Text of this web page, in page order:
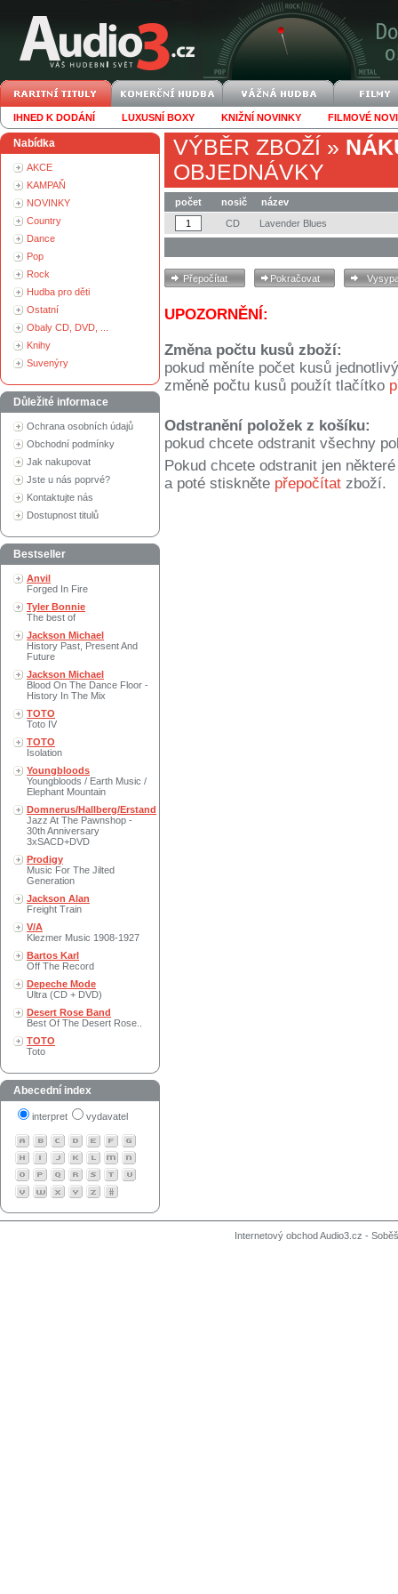
IHNED K DODÁNÍ LUXUSNÍ BOXY KNIŽNÍ NOVINKY FILMOVÉ
Nabídka
AKCE
KAMPAŇ
NOVINKY
Country
Dance
Pop
Rock
Hudba pro děti
Ostatní
Obaly CD, DVD, ...
Knihy
Suvenýry
Důležité informace
Ochrana osobních údajů
Obchodní podmínky
Jak nakupovat
Jste u nás poprvé?
Kontaktujte nás
Dostupnost titulů
Bestseller
Anvil
Forged In Fire
Tyler Bonnie
The best of
Jackson Michael
History Past, Present And
Future
Jackson Michael
Blood On The Dance Floor -
History In The Mix
TOTO
Toto IV
TOTO
Isolation
Youngbloods
Youngbloods / Earth Music /
Elephant Mountain
Domnerus/Hallberg/Erstand
Jazz At The Pawnshop -
30th Anniversary
3xSACD+DVD
Prodigy
Music For The Jilted
Generation
Jackson Alan
Freight Train
V/A
Klezmer Music 1908-1927
Bartos Karl
Off The Record
Depeche Mode
Ultra (CD + DVD)
Desert Rose Band
Best Of The Desert Rose..
TOTO
Toto
Abecední index
interpret vydavatel
VÝBĚR ZBOŽÍ »
OBJEDNÁVKY
počet nosič
název
CD
Lavender Blues
UPOZORNĚNÍ:
Změna počtu kusů zboží:
pokud měníte počet kusů
změně počtu kusů použít tlačítko
Odstranění položek z košíku:
pokud chcete odstranit všechny
Pokud chcete odstranit jen
a poté stiskněte přepočítat zboží.
Internetový obchod Audio3.cz -